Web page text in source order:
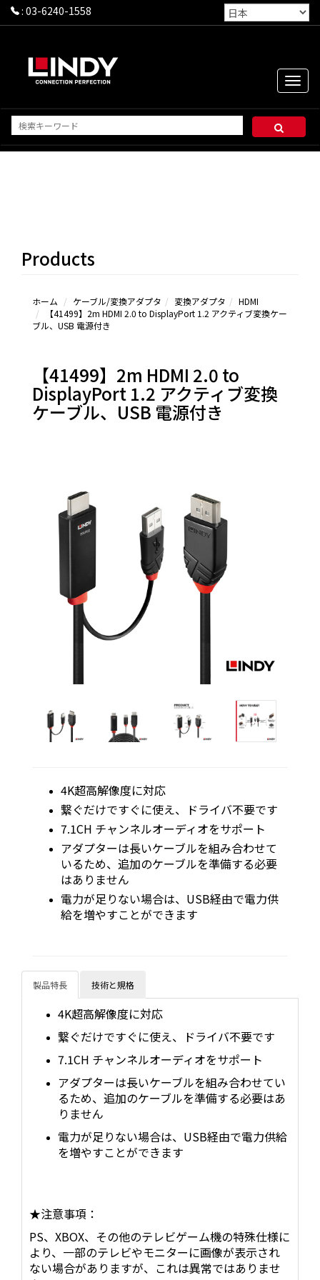
: 03-6240-1558
Toggle
USB（Type-
Products
ホーム ケーブル/変換アダプタ 変換アダプタ
HDMI
【41499】2m HDMI 2.0 to DisplayPort 1.2 アクティブ変換ケー
ブル、USB 電源付き
【41499】2m HDMI 2.0 to
DisplayPort 1.2 アクティブ変換
ケーブル、USB 電源付き
4K超高解像度に対応
繋ぐだけですぐに使え、ドライバ不要です
7.1CH チャンネルオーディオをサポート
アダプターは長いケーブルを組み合わせて
いるため、追加のケーブルを準備する必要
はありません
電力が足りない場合は、USB経由で電力供
給を増やすことができます
製品特長 技術と規格
4K超高解像度に対応
繋ぐだけですぐに使え、ドライバ不要です
7.1CH チャンネルオーディオをサポート
アダプターは長いケーブルを組み合わせてい
るため、追加のケーブルを準備する必要はあ
りません
電力が足りない場合は、USB経由で電力供給
を増やすことができます
★注意事項：
PS、XBOX、その他のテレビゲーム機の特殊仕様に
より、一部のテレビやモニターに画像が表示され
ない場合がありますが、これは異常ではありませ